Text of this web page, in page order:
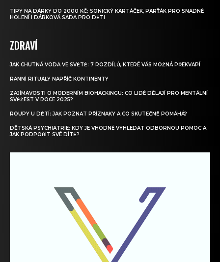
TIPY NA DÁRKY DO 2000 KČ: SONICKÝ KARTÁČEK, PARŤÁK PRO SNADNÉ
HOLENÍ I DÁRKOVÁ SADA PRO DĚTI
ZDRAVÍ
JAK CHUTNÁ VODA VE SVĚTĚ: 7 ROZDÍLŮ, KTERÉ VÁS MOŽNÁ PŘEKVAPÍ
RANNÍ RITUÁLY NAPŘÍČ KONTINENTY
ZAJÍMAVOSTI O MODERNÍM BIOHACKINGU: CO LIDÉ DĚLAJÍ PRO MENTÁLNÍ
SVĚŽEST V ROCE 2025?
ROUPY U DĚTÍ: JAK POZNAT PŘÍZNAKY A CO SKUTEČNĚ POMÁHÁ?
DĚTSKÁ PSYCHIATRIE: KDY JE VHODNÉ VYHLEDAT ODBORNOU POMOC A
JAK PODPOŘIT SVÉ DÍTĚ?